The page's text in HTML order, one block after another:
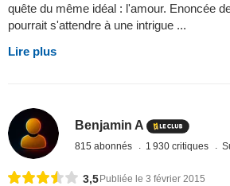
quête du même idéal : l'amour. Enoncée
pourrait s'attendre à une intrigue ...
Lire plus
Benjamin A
815 abonnés 1 930 critiques
3,5Publiée le 3 février 2015